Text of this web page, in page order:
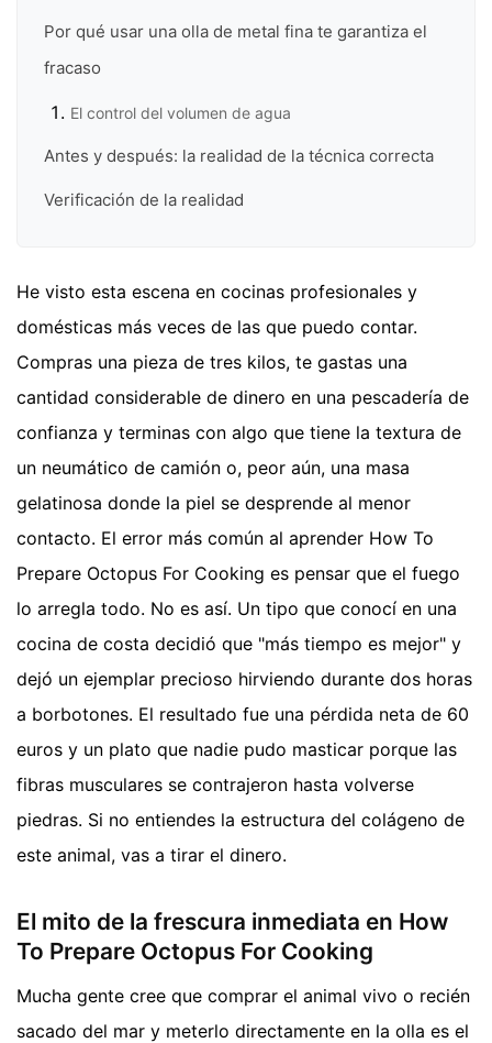
Por qué usar una olla de metal fina te garantiza el
fracaso
El control del volumen de agua
Antes y después: la realidad de la técnica correcta
Verificación de la realidad
He visto esta escena en cocinas profesionales y
domésticas más veces de las que puedo contar.
Compras una pieza de tres kilos, te gastas una
cantidad considerable de dinero en una pescadería de
confianza y terminas con algo que tiene la textura de
un neumático de camión o, peor aún, una masa
gelatinosa donde la piel se desprende al menor
contacto. El error más común al aprender How To
Prepare Octopus For Cooking es pensar que el fuego
lo arregla todo. No es así. Un tipo que conocí en una
cocina de costa decidió que "más tiempo es mejor" y
dejó un ejemplar precioso hirviendo durante dos horas
a borbotones. El resultado fue una pérdida neta de 60
euros y un plato que nadie pudo masticar porque las
fibras musculares se contrajeron hasta volverse
piedras. Si no entiendes la estructura del colágeno de
este animal, vas a tirar el dinero.
El mito de la frescura inmediata en How
To Prepare Octopus For Cooking
Mucha gente cree que comprar el animal vivo o recién
sacado del mar y meterlo directamente en la olla es el